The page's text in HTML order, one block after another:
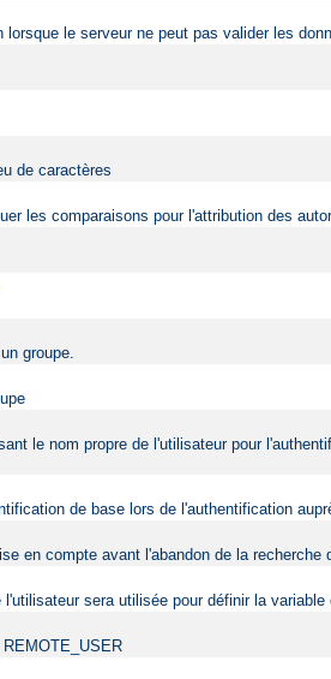
le serveur ne peut pas valider les
de caractères
les comparaisons pour l'attribution des
groupe.
le nom propre de l'utilisateur pour
de base lors de l'authentification
en compte avant l'abandon de la recherche
sera utilisée pour définir la